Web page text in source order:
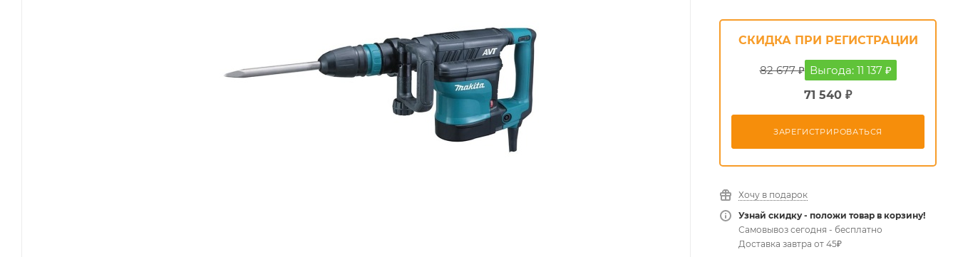
СКИДКА ПРИ РЕГИСТРАЦИИ
82 677 ₽ Выгода: 11 137 ₽
71 540 ₽
ЗАРЕГИСТРИРОВАТЬСЯ
Хочу в подарок
Узнай скидку - положи товар в корзину!
Самовывоз сегодня - бесплатно
Доставка завтра от 45₽